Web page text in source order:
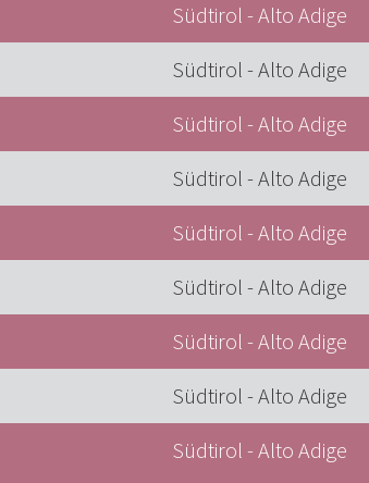
Südtirol - Alto Adige
Südtirol - Alto Adige
Südtirol - Alto Adige
Südtirol - Alto Adige
Südtirol - Alto Adige
Südtirol - Alto Adige
Südtirol - Alto Adige
Südtirol - Alto Adige
Südtirol - Alto Adige